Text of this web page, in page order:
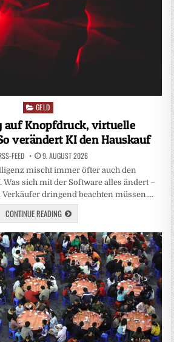
Posted
in
GELD
auf Knopfdruck, virtuelle
verändert KI den Hauskauf
FEED 9. AUGUST 2026
mischt immer öfter auch den
sich mit der Software alles ändert –
dringend beachten müssen….
CONTINUE READING